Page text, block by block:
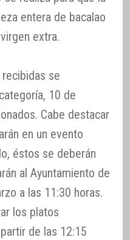
entera de bacalao
extra.
se
10 de
Cabe destacar
en un evento
éstos se deberán
al Ayuntamiento de
a las 11:30 horas.
los platos
de las 12:15